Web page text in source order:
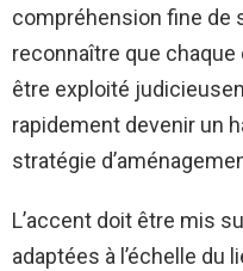
compréhension fine de
reconnaître que
être exploité
rapidement devenir un
stratégie
L’accent doit être mis
adaptées à l’échelle du